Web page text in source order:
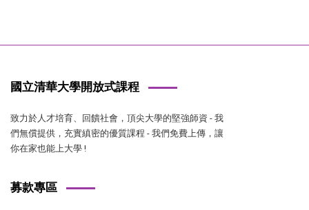
國立清華大學開放式課程
致力於人才培育、回饋社會，頂尖大學的堅強師資 - 我
們無償提供，充實縝密的優質課程 - 我們免費上傳，讓
你在家也能上大學 !
募款專區